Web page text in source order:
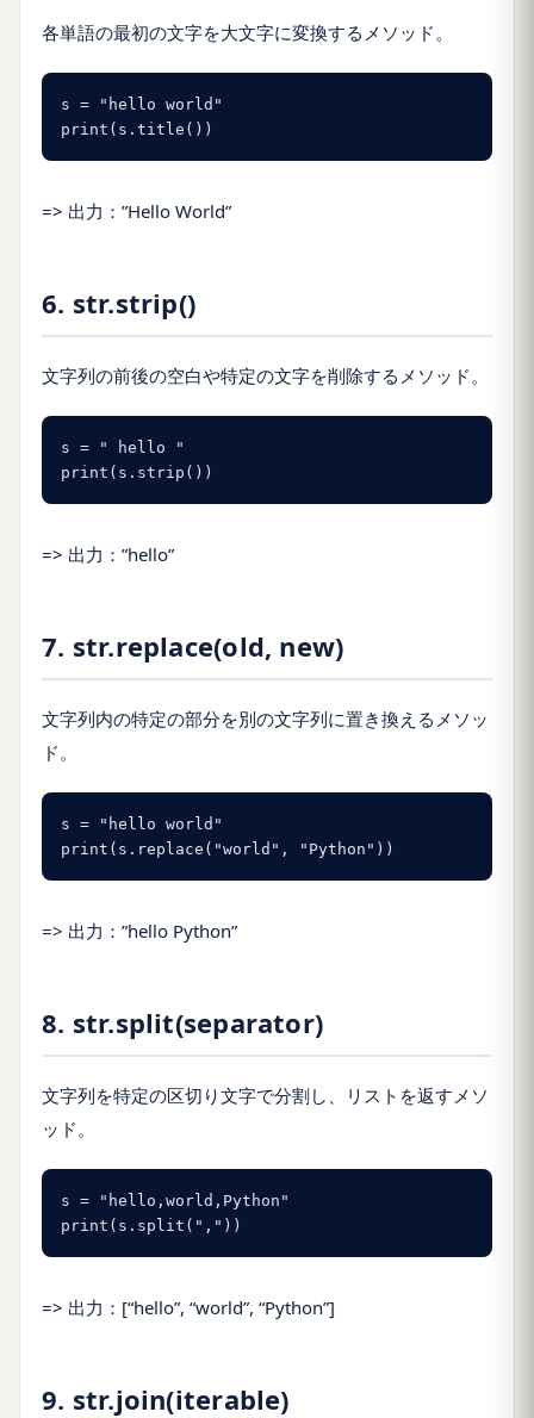
各単語の最初の文字を大文字に変換するメソッド。
s = "hello world"
print(s.title())
=> 出力：”Hello World”
6. str.strip()
文字列の前後の空白や特定の文字を削除するメソッド。
s = " hello "
print(s.strip())
=> 出力：”hello”
7. str.replace(old, new)
文字列内の特定の部分を別の文字列に置き換えるメソッ
ド。
s = "hello world"
print(s.replace("world", "Python"))
=> 出力：”hello Python”
8. str.split(separator)
文字列を特定の区切り文字で分割し、リストを返すメソ
ッド。
s = "hello,world,Python"
print(s.split(","))
=> 出力：[“hello”, “world”, “Python”]
9. str.join(iterable)